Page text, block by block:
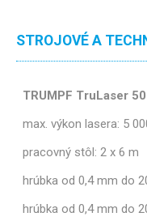
STROJOVÉ A
TRUMPF TruLaser
max. výkon lasera: 5
pracovný stôl: 2 x 6 m
hrúbka od 0,4 mm do
hrúbka od 0,4 mm do